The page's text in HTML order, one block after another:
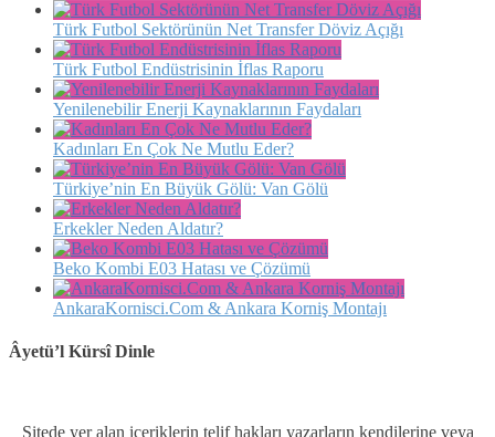
Türk Futbol Sektörünün Net Transfer Döviz Açığı
Türk Futbol Endüstrisinin İflas Raporu
Yenilenebilir Enerji Kaynaklarının Faydaları
Kadınları En Çok Ne Mutlu Eder?
Türkiye’nin En Büyük Gölü: Van Gölü
Erkekler Neden Aldatır?
Beko Kombi E03 Hatası ve Çözümü
AnkaraKornisci.Com & Ankara Korniş Montajı
Âyetü’l Kürsî Dinle
Sitede yer alan içeriklerin telif hakları yazarların kendilerine veya